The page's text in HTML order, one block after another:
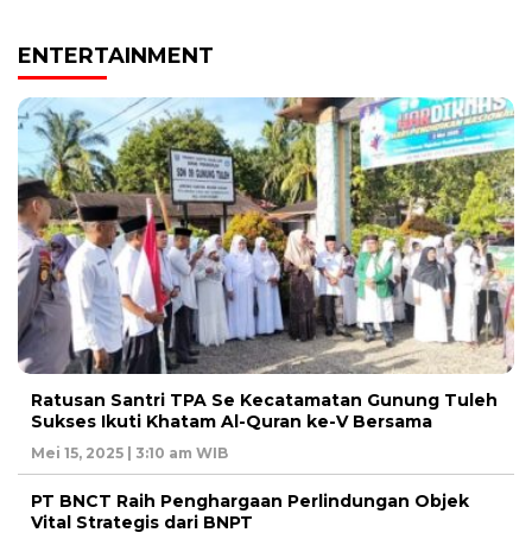
ENTERTAINMENT
Ratusan Santri TPA Se Kecatamatan Gunung Tuleh
Sukses Ikuti Khatam Al-Quran ke-V Bersama
Mei 15, 2025 | 3:10 am WIB
PT BNCT Raih Penghargaan Perlindungan Objek
Vital Strategis dari BNPT